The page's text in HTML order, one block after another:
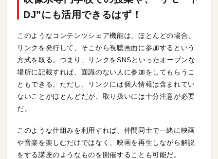
DJ”にも活用できるはず！
このようなコンテンツシェア機能は、ほとんどの場合、
リンクを発行して、そこから視聴画面に参加するという
方式を取る。つまり、リンクをSNSといったオープンな
場所に記載すれば、面識のない人に参加をしてもらうこ
ともできる。ただし、リンクには個人情報は含まれてい
ないことがほとんどだが、取り扱いには十分注意が必要
だ。
このような仕組みを利用すれば、仲間同士で一緒に映画
や音楽を楽しむだけではなく、映画を再生しながら解説
をする講座のようなものを開催することも可能だ。